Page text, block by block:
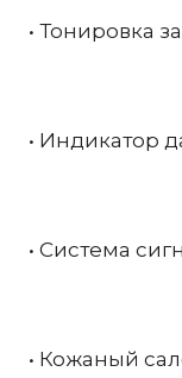
• Тонировка
• Индикатор
• Система
• Кожаный